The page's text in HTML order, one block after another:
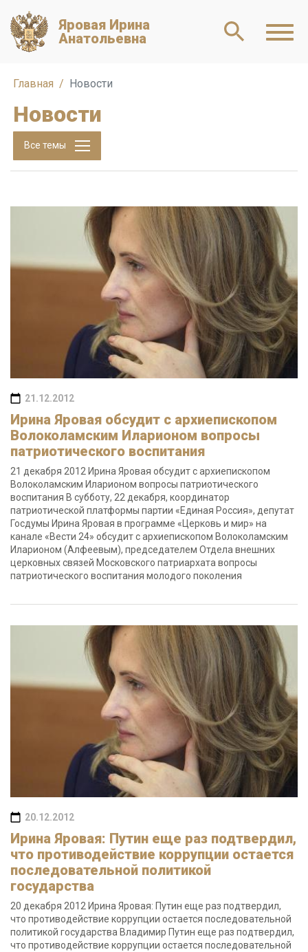
Яровая Ирина
Анатольевна
Главная Новости
Новости
Все темы
21.12.2012
Ирина Яровая обсудит с архиепископом
Волоколамским Иларионом вопросы
патриотического воспитания
21 декабря 2012 Ирина Яровая обсудит с архиепископом
Волоколамским Иларионом вопросы патриотического
воспитания В субботу, 22 декабря, координатор
патриотической платформы партии «Единая Россия», депутат
Госдумы Ирина Яровая в программе «Церковь и мир» на
канале «Вести 24» обсудит с архиепископом Волоколамским
Иларионом (Алфеевым), председателем Отдела внешних
церковных связей Московского патриархата вопросы
патриотического воспитания молодого поколения
20.12.2012
Ирина Яровая: Путин еще раз подтвердил,
что противодействие коррупции остается
последовательной политикой
государства
20 декабря 2012 Ирина Яровая: Путин еще раз подтвердил,
что противодействие коррупции остается последовательной
политикой государства Владимир Путин еще раз подтвердил,
что противодействие коррупции остается последовательной